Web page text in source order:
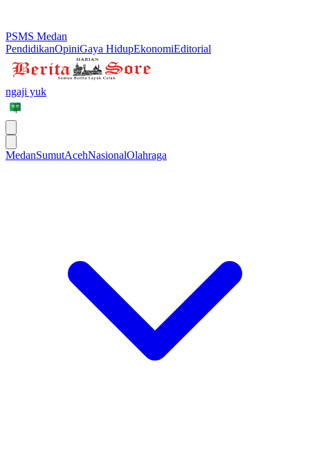
PSMS Medan
PendidikanOpiniGaya HidupEkonomiEditorial
ngaji yuk
MedanSumutAcehNasionalOlahraga